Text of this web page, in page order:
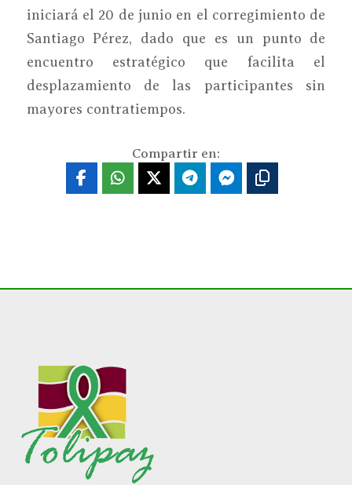
iniciará el 20 de junio en el corregimiento de
Santiago Pérez, dado que es un punto de
encuentro estratégico que facilita el
desplazamiento de las participantes sin
mayores contratiempos.
Compartir en: